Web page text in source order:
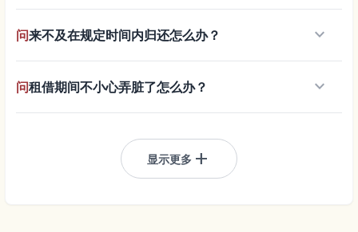
问来不及在规定时间内归还怎么办？ keyboard_arrow_down
问租借期间不小心弄脏了怎么办？ keyboard_arrow_down
显示更多 add